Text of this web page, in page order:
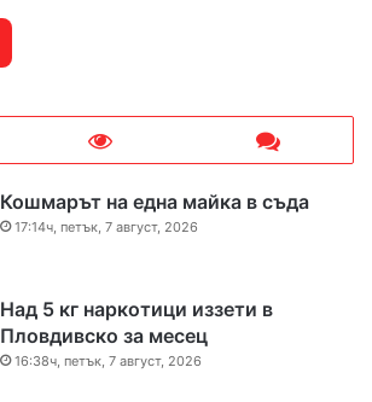
Кошмарът на една майка в съда
17:14ч, петък, 7 август, 2026
Над 5 кг наркотици иззети в
Пловдивско за месец
16:38ч, петък, 7 август, 2026